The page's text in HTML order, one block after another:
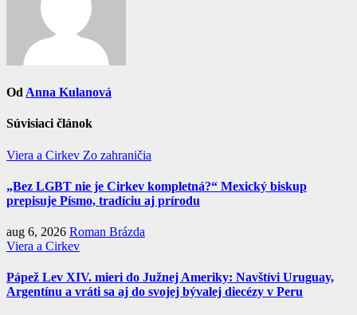
Od Anna Kulanová
Súvisiaci článok
Viera a Cirkev Zo zahraničia
„Bez LGBT nie je Cirkev kompletná?“ Mexický biskup
prepisuje Písmo, tradíciu aj prírodu
aug 6, 2026 Roman Brázda
Viera a Cirkev
Pápež Lev XIV. mieri do Južnej Ameriky: Navštívi Uruguay,
Argentínu a vráti sa aj do svojej bývalej diecézy v Peru